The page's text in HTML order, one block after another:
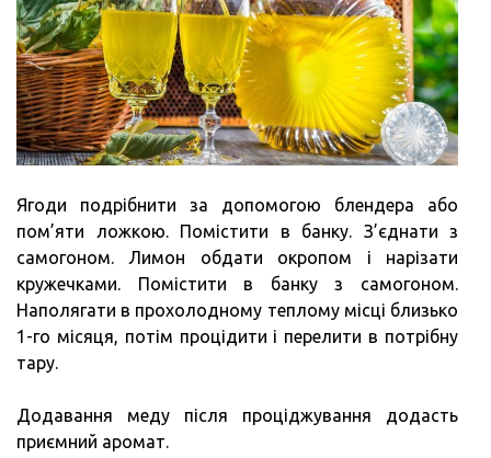
Ягоди подрібнити за допомогою блендера або
пом’яти ложкою. Помістити в банку. З’єднати з
самогоном. Лимон обдати окропом і нарізати
кружечками. Помістити в банку з самогоном.
Наполягати в прохолодному теплому місці близько
1-го місяця, потім процідити і перелити в потрібну
тару.
Додавання меду після проціджування додасть
приємний аромат.